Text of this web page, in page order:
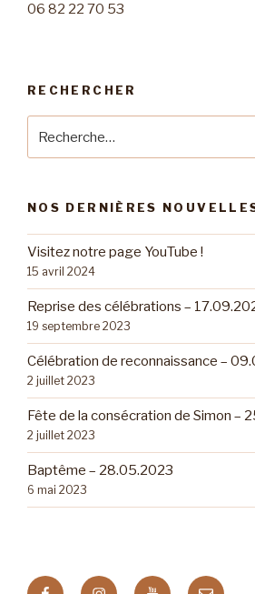
06 82 22 70 53
RECHERCHER
NOS DERNIÈRES
Visitez notre page YouTube !
15 avril 2024
Reprise des célébrations –
19 septembre 2023
Célébration de reconnaissance –
2 juillet 2023
Fête de la consécration de Simon –
2 juillet 2023
Baptême – 28.05.2023
6 mai 2023
FacebookInstagramYoutubeE-